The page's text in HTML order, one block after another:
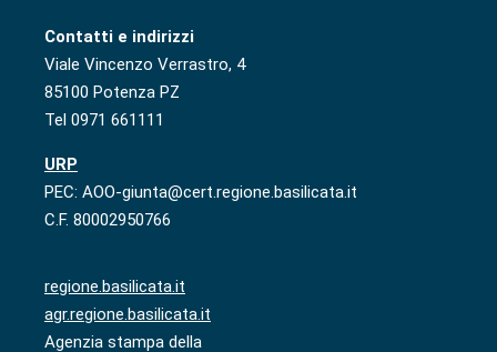
Contatti e indirizzi
Viale Vincenzo Verrastro, 4
85100 Potenza PZ
Tel 0971 661111
URP
PEC: AOO-giunta@cert.regione.basilicata.it
C.F. 80002950766
regione.basilicata.it
agr.regione.basilicata.it
Agenzia stampa della